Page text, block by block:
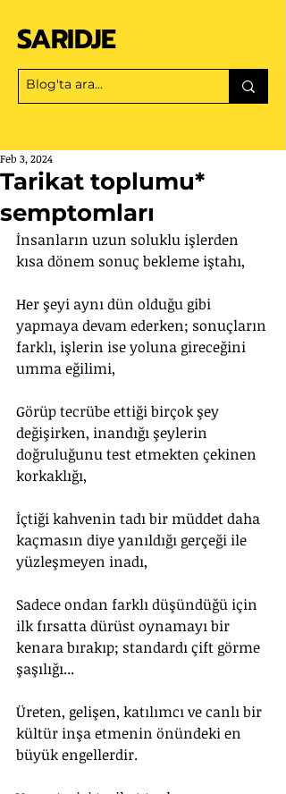
SARIDJE
Tarikat toplumu*
semptomları
Feb 3, 2024
İnsanların uzun soluklu işlerden
kısa dönem sonuç bekleme iştahı,
Her şeyi aynı dün olduğu gibi
yapmaya devam ederken; sonuçların
farklı, işlerin ise yoluna gireceğini
umma eğilimi,
Görüp tecrübe ettiği birçok şey
değişirken, inandığı şeylerin
doğruluğunu test etmekten çekinen
korkaklığı,
İçtiği kahvenin tadı bir müddet daha
kaçmasın diye yanıldığı gerçeği ile
yüzleşmeyen inadı,
Sadece ondan farklı düşündüğü için
ilk fırsatta dürüst oynamayı bir
kenara bırakıp; standardı çift görme
şaşılığı...
Üreten, gelişen, katılımcı ve canlı bir
kültür inşa etmenin önündeki en
büyük engellerdir.